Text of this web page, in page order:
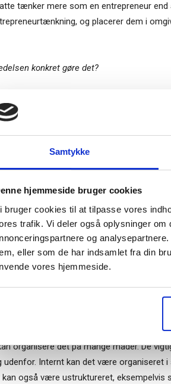
Samtykke
hjemmeside bruger cookies
bruger cookies til at tilpasse vores
trafik. Vi deler også oplysninger
og
eller som de har indsamlet fra din
vores hjemmeside.
tænker mere som en entrepreneur
og placerer dem i
konkret gøre det?
man sammenligne det med, at
og skaber de rette rammer for
og vurderer de overordnede risici
og sikre at ressourcerne prioriteres
til de nødvendige kapital og
en barriere for management, at
ud af det?
ti innovations projekter for nye
vide i de større virksomheder, som
at kunne håndtere og forholde sig til
vigtig del af hele mind settet, at man
organisere de mest innovative kræfter
organisere det på mange måder. De
udenfor. Internt kan det være organiseret
også være ustruktureret, eksempelvis
– og modtag
“Succes i en
Når du trykker "modtag bogen"